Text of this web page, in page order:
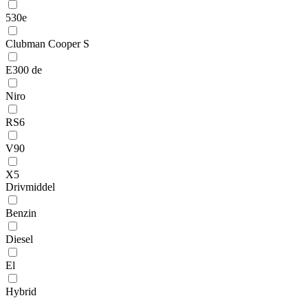
530e
Clubman Cooper S
E300 de
Niro
RS6
V90
X5
Drivmiddel
Benzin
Diesel
El
Hybrid